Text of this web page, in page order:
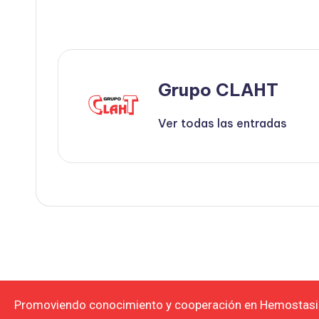
Grupo CLAHT
Ver todas las entradas
Promoviendo conocimiento y cooperación en